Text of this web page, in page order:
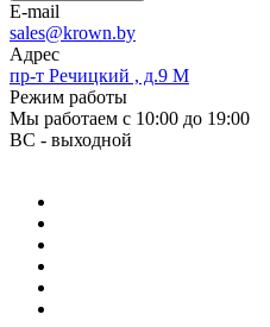
E-mail
sales@krown.by
Адрес
пр-т Речицкий , д.9 М
Режим работы
Мы работаем с 10:00 до 19:00
ВС - выходной